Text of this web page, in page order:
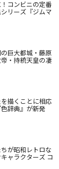
コンビニの定番
リーズ『ジムマ
巨大都城・藤原
・持統天皇の凄
描くことに相応
辞典』が新発
が昭和レトロな
ャラクターズ コ